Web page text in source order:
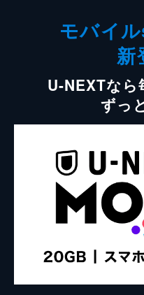
モバイ
新
U-NEXTな
ずっ